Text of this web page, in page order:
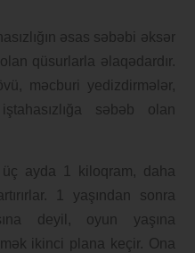
əsas səbəbi əksər
qüsurlarla əlaqədardır.
məcburi yedizdirmələr,
səbəb olan
ayda 1 kiloqram, daha
1 yaşından sonra
deyil, oyun yaşına
ikinci plana keçir. Ona